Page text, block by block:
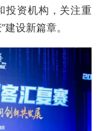
投资机构，关注重
设新篇章。